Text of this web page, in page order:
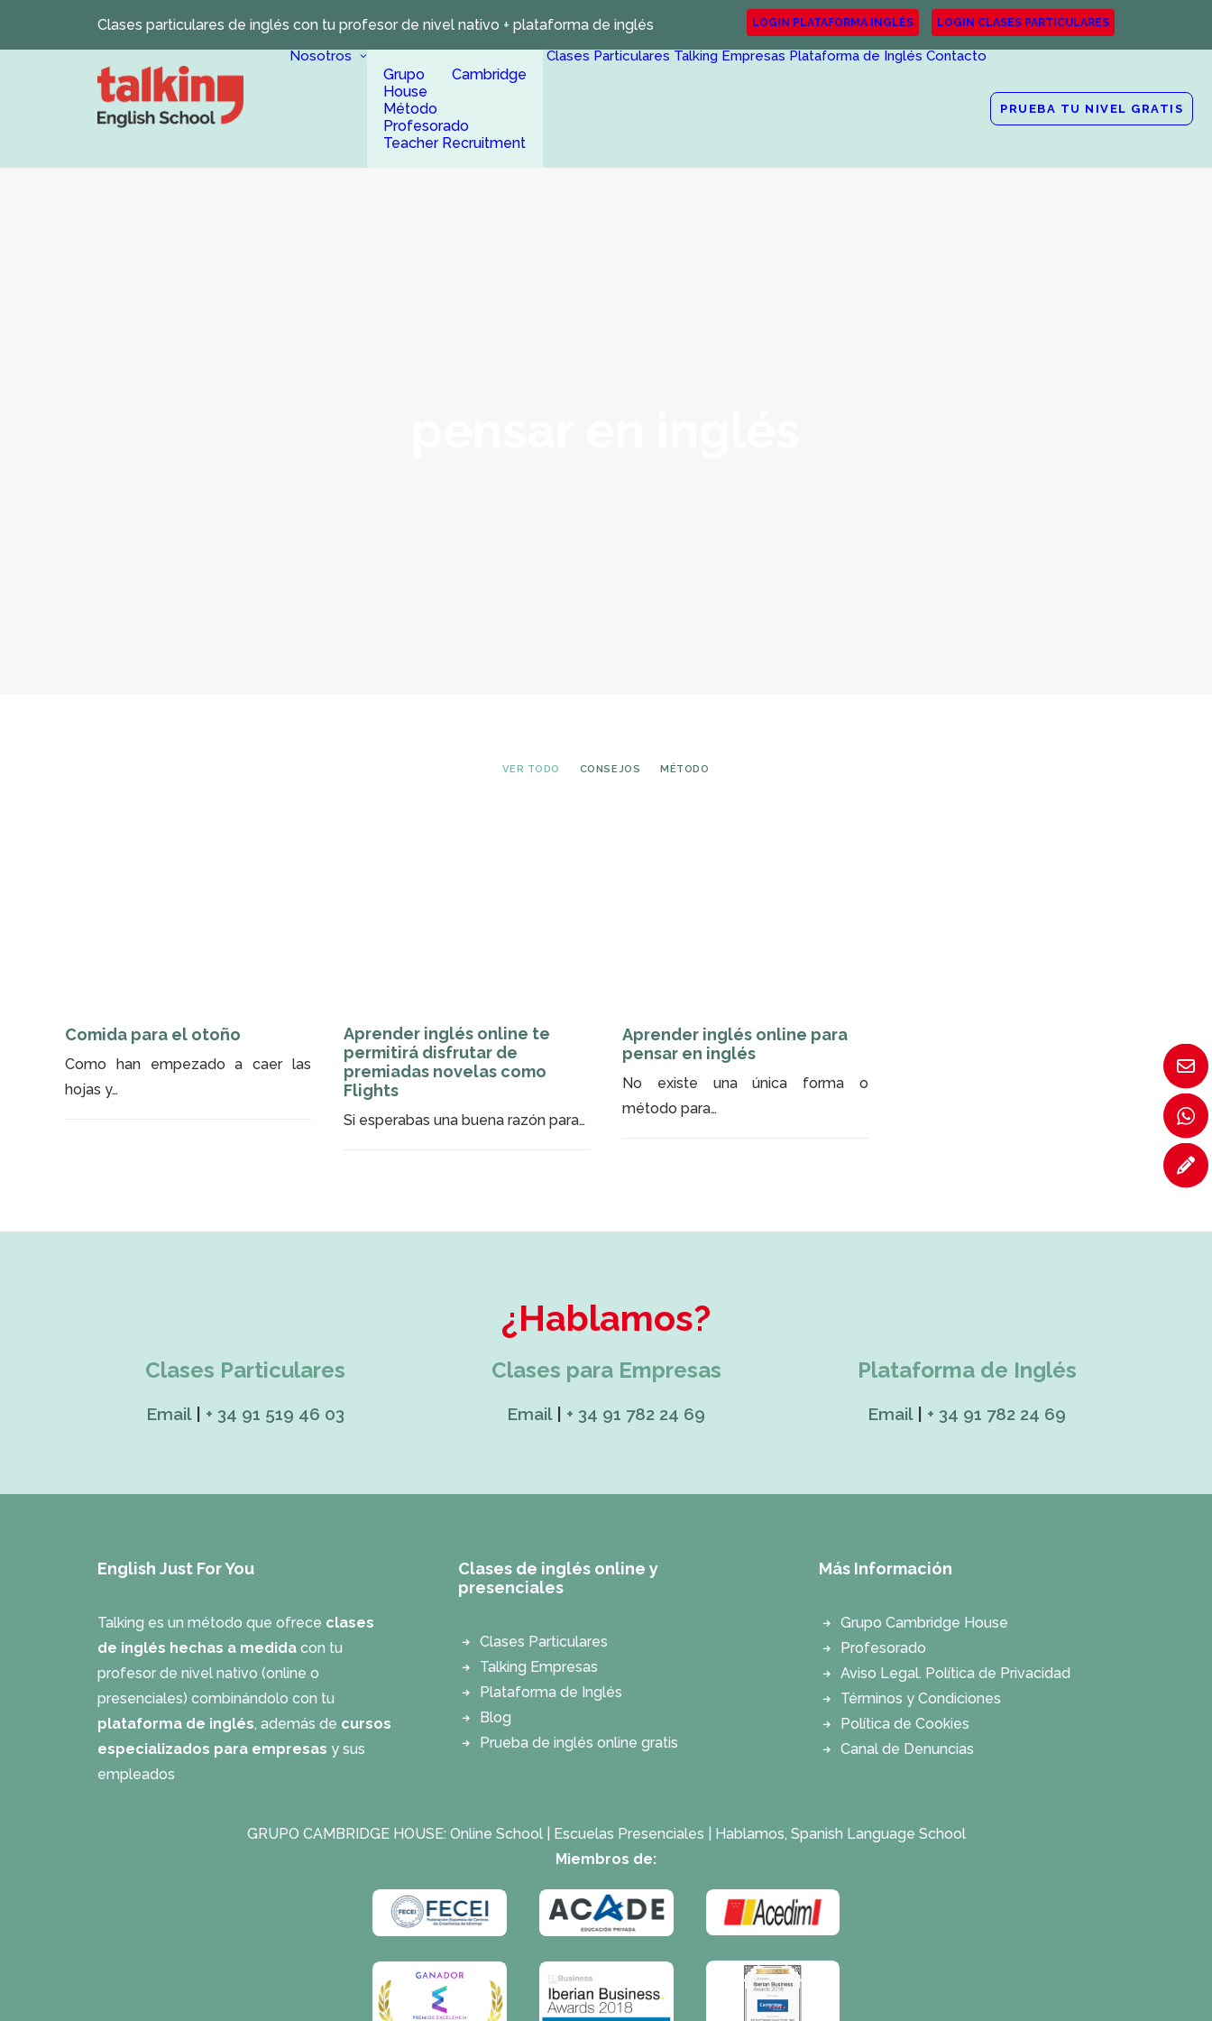
Clases particulares de inglés con tu profesor de nivel nativo + plataforma de inglés LOGIN PLATAFORMA INGLÉS LOGIN CLASES PARTICULARES
Nosotros
Grupo Cambridge
House
Método
Profesorado
Teacher Recruitment
Clases Particulares Talking Empresas Plataforma de Inglés Contacto
PRUEBA TU NIVEL GRATIS
VER TODO CONSEJOS MÉTODO
Comida para el otoño
Como han empezado a caer las
hojas y…
Aprender inglés online te
permitirá disfrutar de
premiadas novelas como
Flights
Si esperabas una buena razón para…
Aprender inglés online para
pensar en inglés
No existe una única forma o
método para…
¿Hablamos?
Clases Particulares
Email| + 34 91 519 46 03
Clases para Empresas
Email| + 34 91 782 24 69
Plataforma de Inglés
Email| + 34 91 782 24 69
English Just For You
Talking es un método que ofrece clases
de inglés hechas a medida con tu
profesor de nivel nativo (online o
presenciales) combinándolo con tu
plataforma de inglés, además de cursos
especializados para empresas y sus
empleados
Clases de inglés online y
presenciales
Clases Particulares
Talking Empresas
Plataforma de Inglés
Blog
Prueba de inglés online gratis
Más Información
Grupo Cambridge House
Profesorado
Aviso Legal. Política de Privacidad
Términos y Condiciones
Política de Cookies
Canal de Denuncias
GRUPO CAMBRIDGE HOUSE: Online School| Escuelas Presenciales
Hablamos, Spanish Language School
Miembros de: